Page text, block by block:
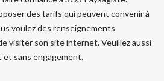
des tarifs qui peuvent convenir à
voulez des renseignements
visiter son site internet. Veuillez aussi
et sans engagement.